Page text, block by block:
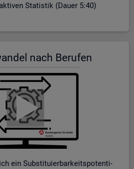
Sta­tis­tik (Dauer 5:40)
nach Be­ru­fen
ein Sub­sti­tu­ier­bar­keits­po­ten­ti­